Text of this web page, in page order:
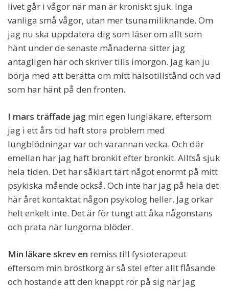
livet går i vågor när man är kroniskt sjuk. Inga
vanliga små vågor, utan mer tsunamiliknande. Om
jag nu ska uppdatera dig som läser om allt som
hänt under de senaste månaderna sitter jag
antagligen här och skriver tills imorgon. Jag kan ju
börja med att berätta om mitt hälsotillstånd och vad
som har hänt på den fronten.
I mars träffade jag min egen lungläkare, eftersom
jag i ett års tid haft stora problem med
lungblödningar var och varannan vecka. Och där
emellan har jag haft bronkit efter bronkit. Alltså sjuk
hela tiden. Det har såklart tärt något enormt på mitt
psykiska mående också. Och inte har jag på hela det
här året kontaktat någon psykolog heller. Jag orkar
helt enkelt inte. Det är för tungt att åka någonstans
och prata när lungorna blöder.
Min läkare skrev en remiss till fysioterapeut
eftersom min bröstkorg är så stel efter allt flåsande
och hostande att den knappt rör på sig när jag